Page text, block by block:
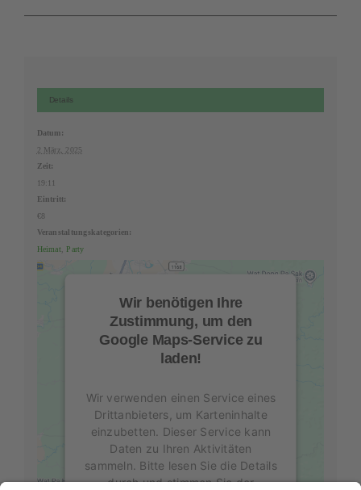
Details
Datum:
2 März, 2025
Zeit:
19:11
Eintritt:
€8
Veranstaltungskategorien:
Heimat, Party
Wir benötigen Ihre
Zustimmung, um den
Google Maps-Service zu
laden!
Wir verwenden einen Service eines
Drittanbieters, um Karteninhalte
einzubetten. Dieser Service kann
Daten zu Ihren Aktivitäten
sammeln. Bitte lesen Sie die Details
durch und stimmen Sie der